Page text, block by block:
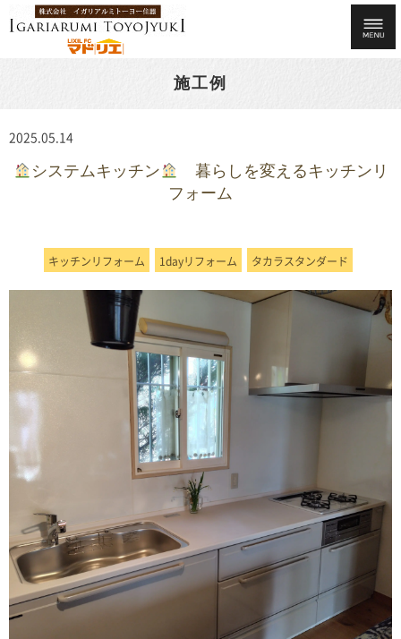
施工例
2025.05.14
システムキッチン
暮らしを変えるキッチンリ
フォーム
キッチンリフォーム 1dayリフォーム タカラスタンダード